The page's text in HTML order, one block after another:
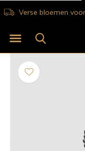
Verse bloemen